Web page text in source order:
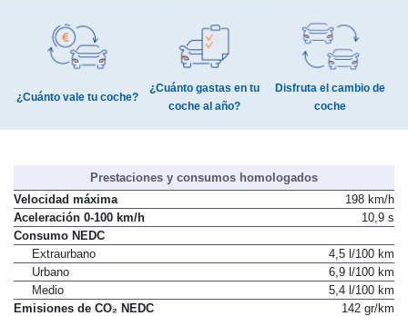
¿Cuánto vale tu coche?
¿Cuánto gastas en tu
coche al año?
Disfruta el cambio de
coche
Prestaciones y consumos homologados
Velocidad máxima
198 km/h
Aceleración 0-100 km/h
10,9 s
Consumo NEDC
Extraurbano
4,5 l/100 km
Urbano
6,9 l/100 km
Medio
5,4 l/100 km
Emisiones de CO₂ NEDC
142 gr/km